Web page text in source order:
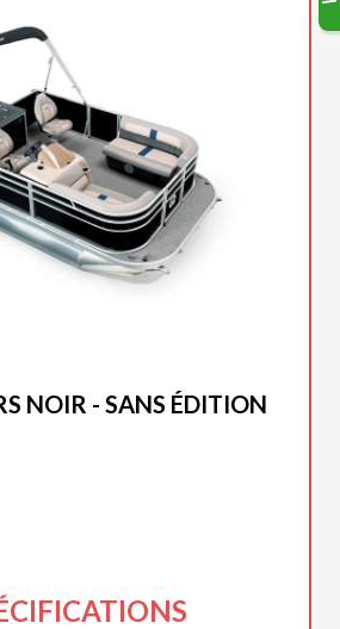
NOIR - SANS ÉDITION